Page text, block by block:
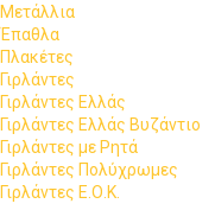
Μετάλλια
Έπαθλα
Πλακέτες
Γιρλάντες
Γιρλάντες Ελλάς
Γιρλάντες Ελλάς Βυζάντιο
Γιρλάντες με Ρητά
Γιρλάντες Πολύχρωμες
Γιρλάντες Ε.Ο.Κ.